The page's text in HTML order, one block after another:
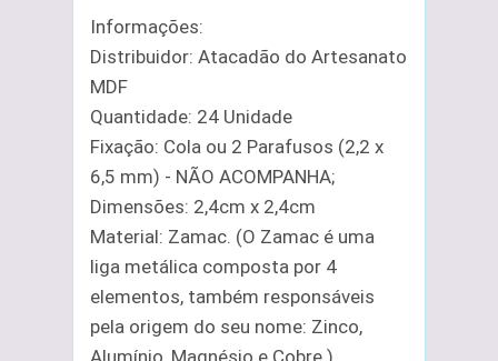
Informações:
Distribuidor: Atacadão do Artesanato
MDF
Quantidade: 24 Unidade
Fixação: Cola ou 2 Parafusos (2,2 x
6,5 mm) - NÃO ACOMPANHA;
Dimensões: 2,4cm x 2,4cm
Material: Zamac. (O Zamac é uma
liga metálica composta por 4
elementos, também responsáveis
pela origem do seu nome: Zinco,
Alumínio, Magnésio e Cobre.)